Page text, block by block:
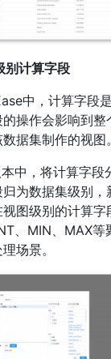
别计算字段
中，计算字段
操作会影响到整
据集制作的视图。
中，将计算字段
为数据集级别，
图级别的计算字
、MIN、MAX等
场景。